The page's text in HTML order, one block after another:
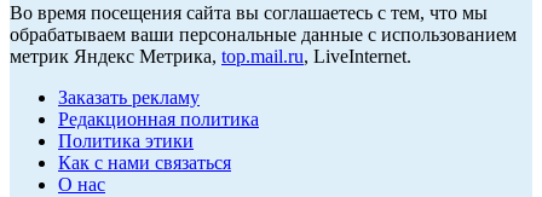
Во время посещения сайта вы соглашаетесь с тем, что мы
обрабатываем ваши персональные данные с использованием
метрик Яндекс Метрика, top.mail.ru, LiveInternet.
Заказать рекламу
Редакционная политика
Политика этики
Как с нами связаться
О нас